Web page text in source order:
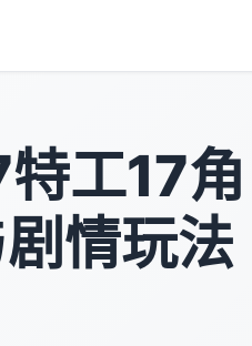
工17角
情玩法